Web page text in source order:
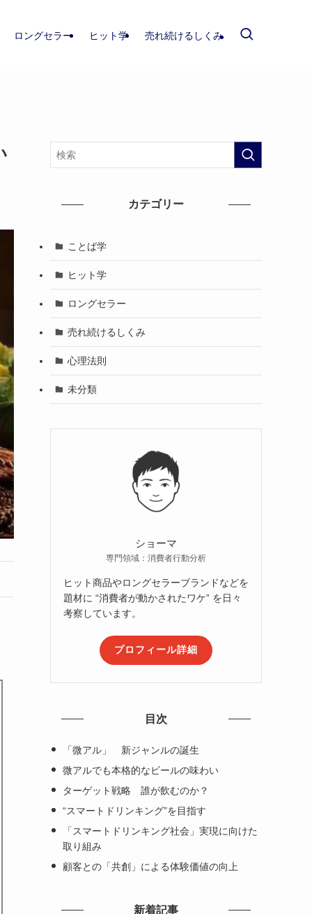
ロングセラー ヒット学 売れ続けるしくみ
カテゴリー
ことば学
ヒット学
ロングセラー
売れ続けるしくみ
心理法則
未分類
ショーマ
専門領域：消費者行動分析
ヒット商品やロングセラーブランドなどを
題材に “消費者が動かされたワケ” を日々
考察しています。
プロフィール詳細
目次
「微アル」 新ジャンルの誕生
微アルでも本格的なビールの味わい
ターゲット戦略 誰が飲むのか？
“スマートドリンキング”を目指す
「スマートドリンキング社会」実現に向けた
取り組み
顧客との「共創」による体験価値の向上
新着記事